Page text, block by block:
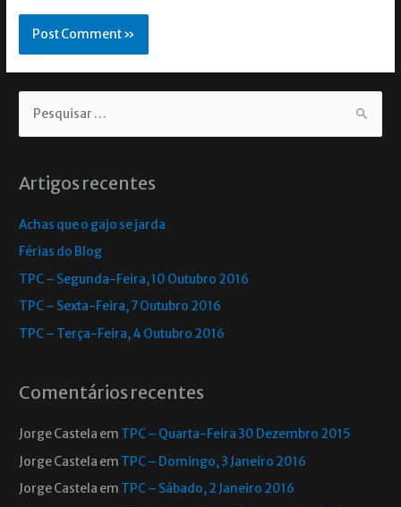
Artigos recentes
Achas que o gajo se jarda
Férias do Blog
TPC – Segunda-Feira, 10 Outubro 2016
TPC – Sexta-Feira, 7 Outubro 2016
TPC – Terça-Feira, 4 Outubro 2016
Comentários recentes
Jorge Castela em TPC – Quarta-Feira 30 Dezembro 2015
Jorge Castela em TPC – Domingo, 3 Janeiro 2016
Jorge Castela em TPC – Sábado, 2 Janeiro 2016